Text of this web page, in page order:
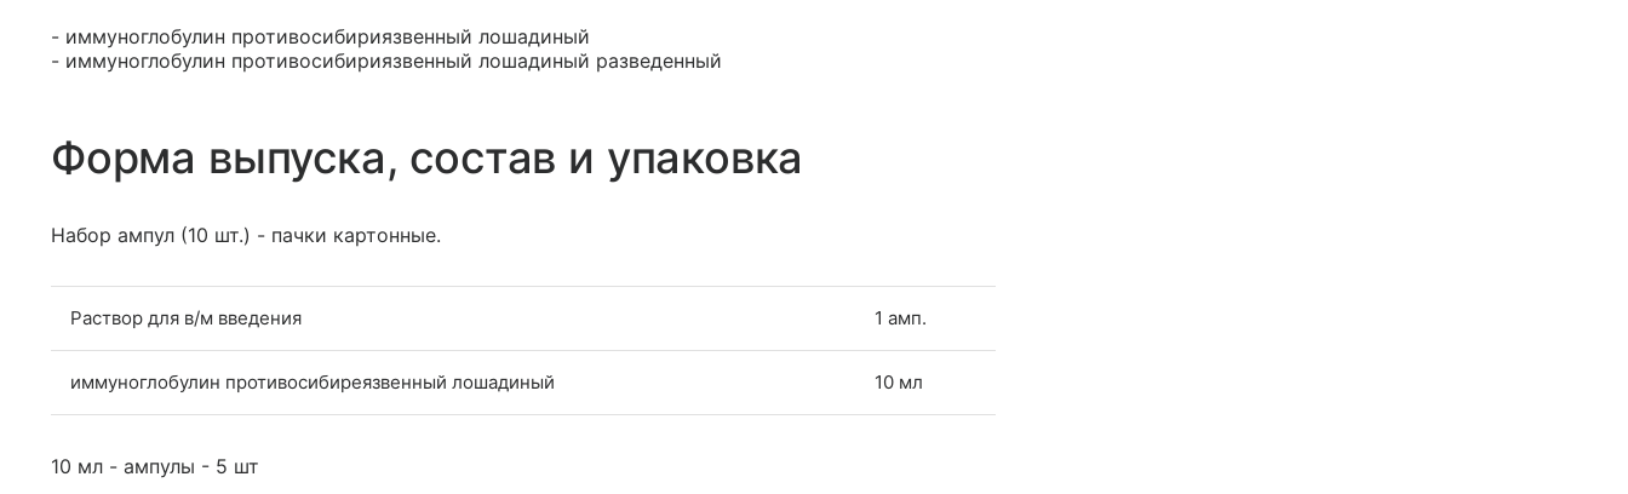
- иммуноглобулин противосибириязвенный лошадиный
- иммуноглобулин противосибириязвенный лошадиный разведенный
Форма выпуска, состав и упаковка
Набор ампул (10 шт.) - пачки картонные.
Раствор для в/м введения 1 амп.
иммуноглобулин противосибиреязвенный лошадиный 10 мл
10 мл - ампулы - 5 шт